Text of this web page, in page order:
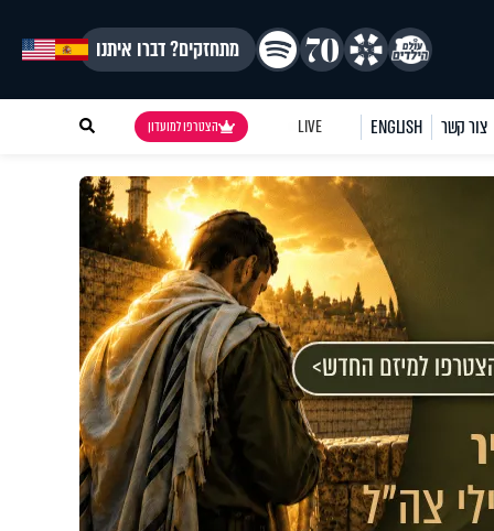
מתחזקים? דברו איתנו
צור קשר ENGLISH
LIVE הצטרפו למועדון